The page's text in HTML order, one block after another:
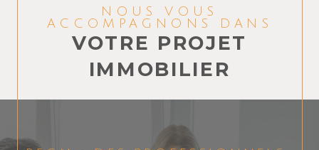
NOUS VOUS
ACCOMPAGNONS DANS
VOTRE PROJET
IMMOBILIER